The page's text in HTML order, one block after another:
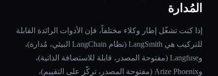
المُدارة
إذا كنت تشغّل إطار وكلاء مختلفاً، فإن الأدوات الرائدة القابلة
للتركيب هي LangSmith (نظام LangChain البيئي، مُدارة)،
وLangfuse (مفتوحة المصدر، قابلة للاستضافة الذاتية)،
وArize Phoenix (مفتوحة المصدر، تركّز على التقييم)،